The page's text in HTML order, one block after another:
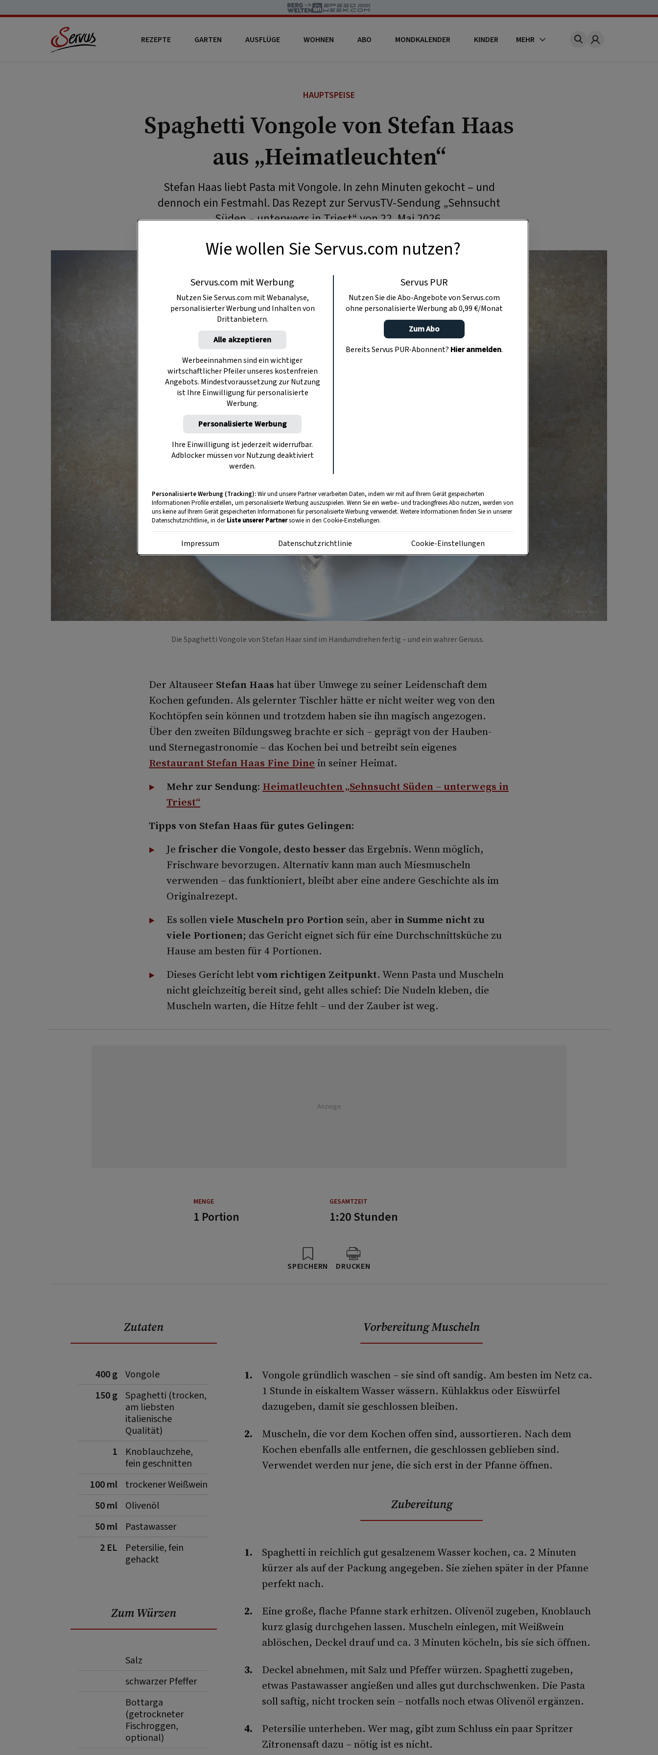
REZEPTE GARTEN AUSFLÜGE WOHNEN ABO MONDKALENDER KINDER MEHR Account
HAUPTSPEISE
Spaghetti Vongole von Stefan Haas
aus „Heimatleuchten“
Stefan Haas liebt Pasta mit Vongole. In zehn Minuten gekocht – und
dennoch ein Festmahl. Das Rezept zur ServusTV-Sendung „Sehnsucht
Süden – unterwegs in Triest“ von 22. Mai 2026.
Foto: Stefan Haas
Die Spaghetti Vongole von Stefan Haar sind im Handumdrehen fertig – und ein wahrer Genuss.
Der Altauseer Stefan Haas hat über Umwege zu seiner Leidenschaft dem
Kochen gefunden. Als gelernter Tischler hätte er nicht weiter weg von den
Kochtöpfen sein können und trotzdem haben sie ihn magisch angezogen.
Über den zweiten Bildungsweg brachte er sich – geprägt von der Hauben-
und Sternegastronomie – das Kochen bei und betreibt sein eigenes
Restaurant Stefan Haas Fine Dine in seiner Heimat.
Mehr zur Sendung: Heimatleuchten „Sehnsucht Süden – unterwegs in
Triest“
Tipps von Stefan Haas für gutes Gelingen:
Je frischer die Vongole, desto besser das Ergebnis. Wenn möglich,
Frischware bevorzugen. Alternativ kann man auch Miesmuscheln
verwenden – das funktioniert, bleibt aber eine andere Geschichte als im
Originalrezept.
Es sollenviele Muscheln pro Portion sein, aber in Summe nicht zu
viele Portionen; das Gericht eignet sich für eine Durchschnittsküche zu
Hause am besten für 4 Portionen.
Dieses Gericht lebtvom richtigen Zeitpunkt. Wenn Pasta und Muscheln
nicht gleichzeitig bereit sind, geht alles schief: Die Nudeln kleben, die
Muscheln warten, die Hitze fehlt – und der Zauber ist weg.
Anzeige
MENGE GESAMTZEIT
1 Portion 1:20 Stunden
SPEICHERN DRUCKEN
Zutaten
400 g Vongole
150 g Spaghetti (trocken,
am liebsten
italienische
Qualität)
1
Knoblauchzehe,
fein geschnitten
100 ml
trockener Weißwein
50 ml
Olivenöl
50 ml
Pastawasser
2 EL
Petersilie, fein
gehackt
Zum Würzen
Salz
schwarzer Pfeffer
Bottarga
(getrockneter
Fischroggen,
optional)
Vorbereitung Muscheln
Vongole gründlich waschen – sie sind oft sandig. Am besten im Netz ca.
1 Stunde in eiskaltem Wasser wässern. Kühlakkus oder Eiswürfel
dazugeben, damit sie geschlossen bleiben.
Muscheln, die vor dem Kochen offen sind, aussortieren. Nach dem
Kochen ebenfalls alle entfernen, die geschlossen geblieben sind.
Verwendet werden nur jene, die sich erst in der Pfanne öffnen.
Zubereitung
Spaghetti in reichlich gut gesalzenem Wasser kochen, ca. 2 Minuten
kürzer als auf der Packung angegeben. Sie ziehen später in der Pfanne
perfekt nach.
Eine große, flache Pfanne stark erhitzen. Olivenöl zugeben, Knoblauch
kurz glasig durchgehen lassen. Muscheln einlegen, mit Weißwein
ablöschen, Deckel drauf und ca. 3 Minuten köcheln, bis sie sich öffnen.
Deckel abnehmen, mit Salz und Pfeffer würzen. Spaghetti zugeben,
etwas Pastawasser angießen und alles gut durchschwenken. Die Pasta
soll saftig, nicht trocken sein – notfalls noch etwas Olivenöl ergänzen.
Petersilie unterheben. Wer mag, gibt zum Schluss ein paar Spritzer
Zitronensaft dazu – nötig ist es nicht.
Wie wollen Sie Servus.com nutzen?
Servus.com mit Werbung
Nutzen Sie Servus.com mit Webanalyse,
personalisierter Werbung und Inhalten von
Drittanbietern.
Alle akzeptieren
Werbeeinnahmen sind ein wichtiger
wirtschaftlicher Pfeiler unseres kostenfreien
Angebots. Mindestvoraussetzung zur Nutzung
ist Ihre Einwilligung für personalisierte
Werbung.
Personalisierte Werbung
Ihre Einwilligung ist jederzeit widerrufbar.
Adblocker müssen vor Nutzung deaktiviert
werden.
Servus PUR
Nutzen Sie die Abo-Angebote von Servus.com
ohne personalisierte Werbung ab 0,99 €/Monat
Zum Abo
Bereits Servus PUR-Abonnent? Hier anmelden.
Personalisierte Werbung (Tracking):Wir und unsere Partner verarbeiten Daten, indem wir mit auf Ihrem Gerät gespeicherten
Informationen Profile erstellen, um personalisierte Werbung auszuspielen. Wenn Sie ein werbe– und trackingfreies Abo nutzen, werden von
uns keine auf Ihrem Gerät gespeicherten Informationen für personalisierte Werbung verwendet. Weitere Informationen finden Sie in unserer
Datenschutzrichtlinie, in derListe unserer Partnersowie in den Cookie-Einstellungen.
Impressum Datenschutzrichtlinie Cookie-Einstellungen